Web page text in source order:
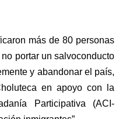
más de 80 personas
portar un salvoconducto
y abandonar el país,
en apoyo con la
Participativa (ACI-